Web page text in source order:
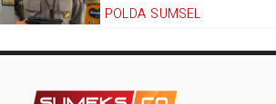
POLDA SUMSEL